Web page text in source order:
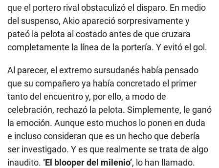
que el portero rival obstaculizó el disparo. En medio
del suspenso, Akio apareció sorpresivamente y
pateó la pelota al costado antes de que cruzara
completamente la línea de la portería. Y evitó el gol.
Al parecer, el extremo sursudanés había pensado
que su compañero ya había concretado el primer
tanto del encuentro y, por ello, a modo de
celebración, rechazó la pelota. Simplemente, le ganó
la emoción. Aunque esto muchos lo ponen en duda
e incluso consideran que es un hecho que debería
ser investigado. Y es que realmente se trata de algo
inaudito. ‘El blooper del milenio’, lo han llamado.